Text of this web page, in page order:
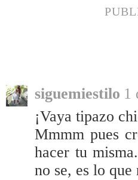
siguemiestilo 1
¡Vaya tipazo
Mmmm pues
hacer tu
no se, es lo